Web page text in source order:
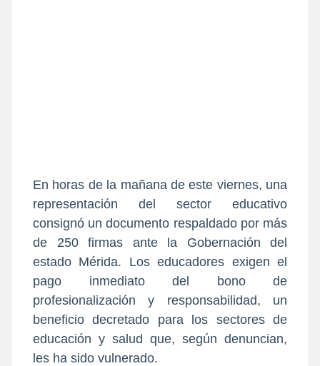
En horas de la mañana de este viernes, una
representación del sector educativo
consignó un documento respaldado por más
de 250 firmas ante la Gobernación del
estado Mérida. Los educadores exigen el
pago inmediato del bono de
profesionalización y responsabilidad, un
beneficio decretado para los sectores de
educación y salud que, según denuncian,
les ha sido vulnerado.